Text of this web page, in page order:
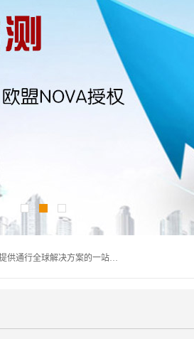
深圳万检通科技有限公司主营:iso9001质量认证机构及质检报告流程，为众多行业和产品提供通行全球解决方案的一站式全领域公共检测、鉴定、验货、srrc认证,质量检测认证及CE认证公司，帮助企业应对全球各种技术贸易壁垒，提升企业竞争优势，满足其对品质的高标准要求。